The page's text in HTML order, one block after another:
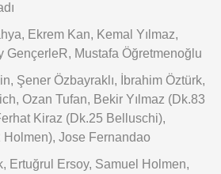
Ekrem Kan, Kemal Yılmaz,
GençerleR, Mustafa Öğretmenoğlu
Şener Özbayraklı, İbrahim Öztürk,
Ozan Tufan, Bekir Yılmaz (Dk.83
Kiraz (Dk.25 Belluschi),
Holmen), Jose Fernandao
Ertuğrul Ersoy, Samuel Holmen,